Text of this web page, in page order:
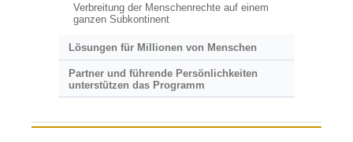
Verbreitung der Menschenrechte auf einem
ganzen Subkontinent
Lösungen für Millionen von Menschen
Partner und führende Persönlichkeiten
unterstützen das Programm